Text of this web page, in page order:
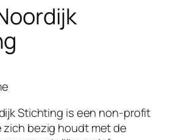
Stichting is een non-profit
bezig houdt met de